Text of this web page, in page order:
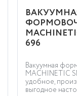
696
Вакуумная
MACHINETIC
удобное,
выгодное